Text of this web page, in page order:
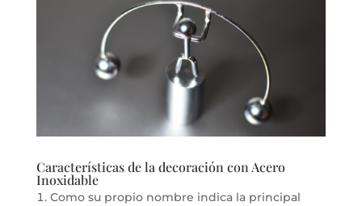
Características de la decoración con Acero
Inoxidable
Como su propio nombre indica la principal